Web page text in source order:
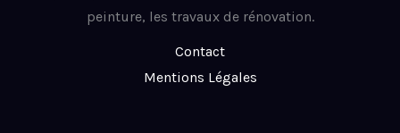
peinture, les travaux de rénovation.
Contact
Mentions Légales